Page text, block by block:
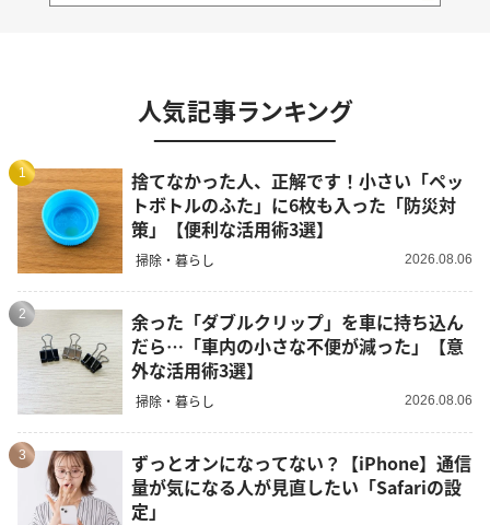
人気記事ランキング
1
捨てなかった人、正解です！小さい「ペッ
トボトルのふた」に6枚も入った「防災対
策」【便利な活用術3選】
掃除・暮らし 2026.08.06
2
余った「ダブルクリップ」を車に持ち込ん
だら…「車内の小さな不便が減った」【意
外な活用術3選】
掃除・暮らし 2026.08.06
3
ずっとオンになってない？【iPhone】通信
量が気になる人が見直したい「Safariの設
定」